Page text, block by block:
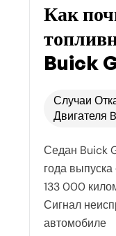
Как
Buick
Случаи
Двигателя
Седан Buick
года
133 000
Сигнал
автомобиле